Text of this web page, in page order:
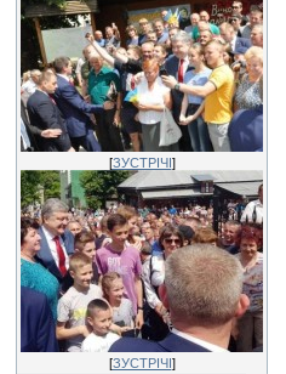
[ЗУСТРІЧІ]
[ЗУСТРІЧІ]